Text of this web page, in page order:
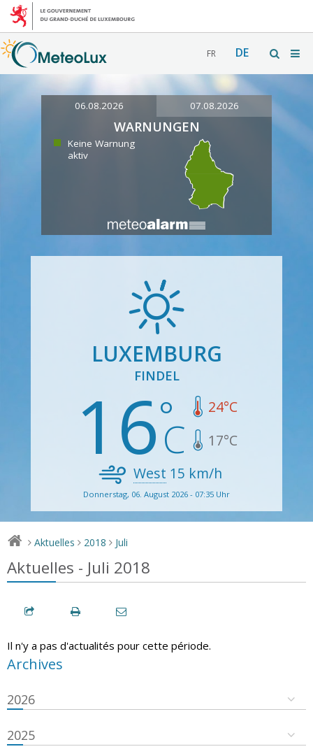
FR DE
06.08.2026 07.08.2026
WARNUNGEN
Keine Warnung
aktiv
LUXEMBURG
FINDEL
16 24°C
17°C
West 15 km/h
Donnerstag, 06. August 2026 - 07:35 Uhr
> Aktuelles > 2018 > Juli
Aktuelles - Juli 2018
Il n'y a pas d'actualités pour cette période.
Archives
2026
2025